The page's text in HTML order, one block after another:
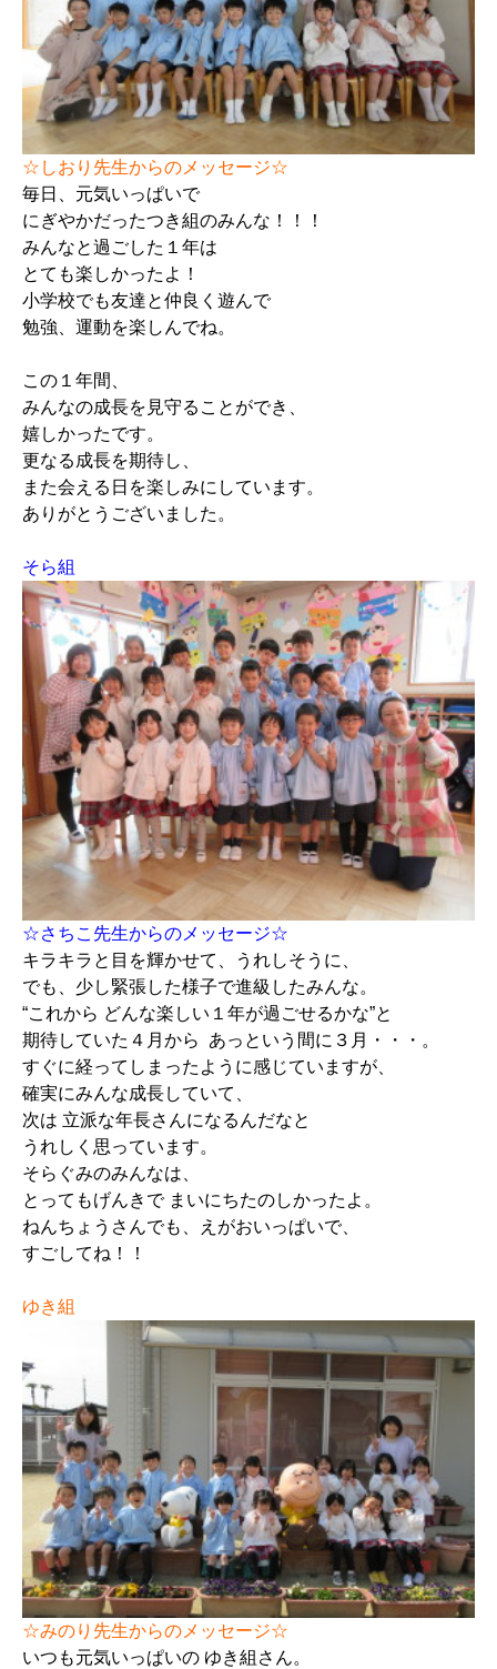
☆しおり先生からのメッセージ☆
毎日、元気いっぱいで
にぎやかだったつき組のみんな！！！
みんなと過ごした１年は
とても楽しかったよ！
小学校でも友達と仲良く遊んで
勉強、運動を楽しんでね。
この１年間、
みんなの成長を見守ることができ、
嬉しかったです。
更なる成長を期待し、
また会える日を楽しみにしています。
ありがとうございました。
そら組
☆さちこ先生からのメッセージ☆
キラキラと目を輝かせて、うれしそうに、
でも、少し緊張した様子で進級したみんな。
“これから どんな楽しい１年が過ごせるかな”と
期待していた４月から あっという間に３月・・・。
すぐに経ってしまったように感じていますが、
確実にみんな成長していて、
次は 立派な年長さんになるんだなと
うれしく思っています。
そらぐみのみんなは、
とってもげんきで まいにちたのしかったよ。
ねんちょうさんでも、えがおいっぱいで、
すごしてね！！
ゆき組
☆みのり先生からのメッセージ☆
いつも元気いっぱいの ゆき組さん。